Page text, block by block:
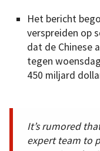
Het bericht
verspreiden op
dat de Chinese
tegen
450 miljard
It’s rumored
expert team to